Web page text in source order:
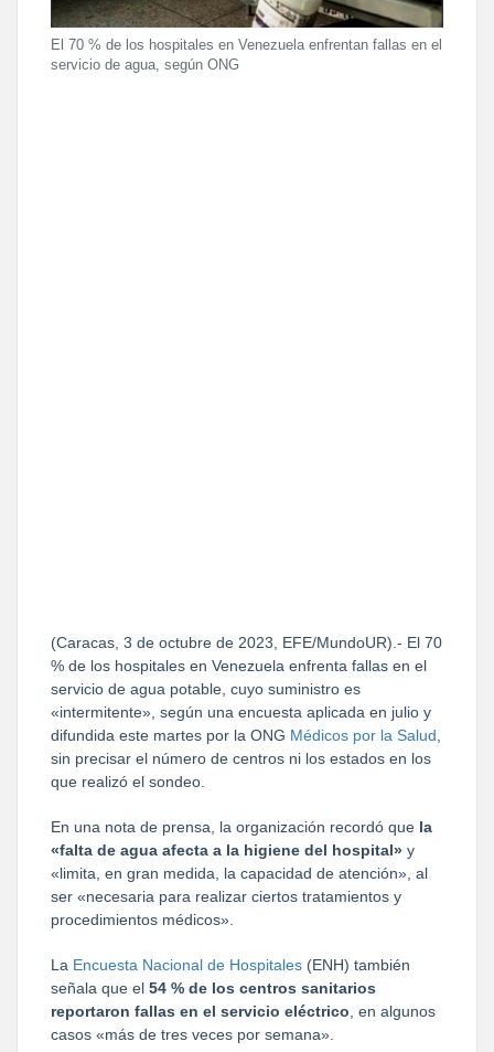
El 70 % de los hospitales en Venezuela enfrentan fallas en el
servicio de agua, según ONG
(Caracas, 3 de octubre de 2023, EFE/MundoUR).- El 70
% de los hospitales en Venezuela enfrenta fallas en el
servicio de agua potable, cuyo suministro es
«intermitente», según una encuesta aplicada en julio y
difundida este martes por la ONG Médicos por la Salud,
sin precisar el número de centros ni los estados en los
que realizó el sondeo.
En una nota de prensa, la organización recordó que la
«falta de agua afecta a la higiene del hospital» y
«limita, en gran medida, la capacidad de atención», al
ser «necesaria para realizar ciertos tratamientos y
procedimientos médicos».
La Encuesta Nacional de Hospitales (ENH) también
señala que el 54 % de los centros sanitarios
reportaron fallas en el servicio eléctrico, en algunos
casos «más de tres veces por semana».